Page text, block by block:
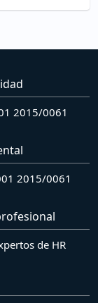
2015/0061
2015/0061
de HR